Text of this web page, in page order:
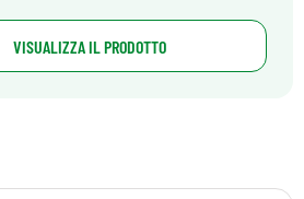
VISUALIZZA IL PRODOTTO